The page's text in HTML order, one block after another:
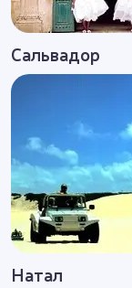
природой, и
знают
отели.
сегодня
Бразилии.
Сальвадор
Натал